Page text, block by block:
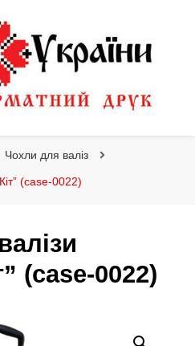
Чохли для валіз
(case-0022)
(case-0022)